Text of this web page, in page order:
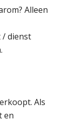
Alleen
/ dienst
Als
en